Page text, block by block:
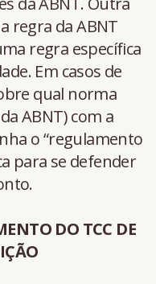
regra da ABNT
regra específica
Em casos de
qual norma
ABNT) com a
o “regulamento
para se defender
DO TCC DE